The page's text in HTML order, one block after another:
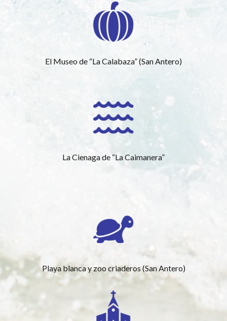
El Museo de “La Calabaza” (San Antero)
La Cienaga de “La Caimanera”
Playa blanca y zoo criaderos (San Antero)